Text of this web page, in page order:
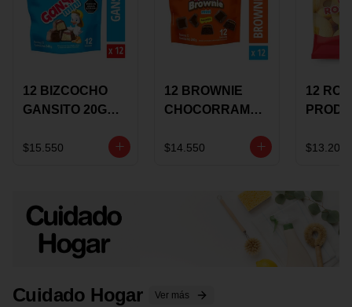
12 BIZCOCHO
GANSITO 20G
MERMELADA
$15.550
12 BROWNIE
CHOCORRAMO
X 20 GRS
$14.550
12
X 15
$13.200
Cuidado Hogar Ver más